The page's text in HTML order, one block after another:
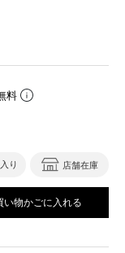
料
り 店舗在庫
い物かごに入れる